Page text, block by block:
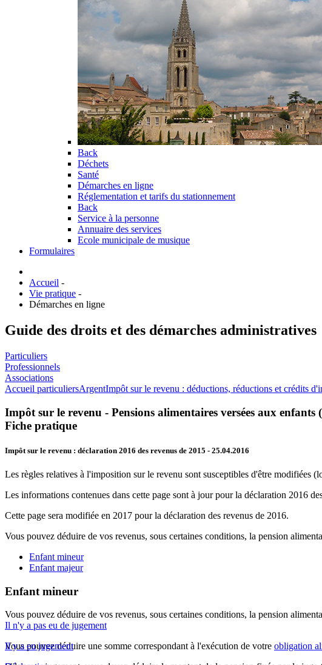
Back
Déchets
Santé
Démarches en ligne
Réglementation et tarifs du stationnement
Back
Service à la personne
Annuaire des services
Ecole municipale de musique
Formulaires
Accueil -
Vie pratique -
Démarches en ligne
Guide des droits et des démarches administratives
Particuliers
Professionnels
Associations
Accueil particuliersArgentImpôt sur le revenu : déductions, réductions et crédits
Impôt sur le revenu - Pensions alimentaires versées aux enfants
Fiche pratique
Impôt sur le revenu : déclaration 2016 des revenus de 2015 - 25.04.2016
Les règles relatives à l'imposition sur le revenu sont susceptibles d'être modifiées
Les informations contenues dans cette page sont à jour pour la déclaration 2016
Cette page sera modifiée en 2017 pour la déclaration des revenus de 2016.
Vous pouvez déduire de vos revenus, sous certaines conditions, la pension
Enfant mineur
Enfant majeur
Enfant mineur
Vous pouvez déduire de vos revenus, sous certaines conditions, la pension
Il n'y a pas eu de jugement
Vous pouvez déduire une somme correspondant à l'exécution de votre obligation
Il y a eu jugement